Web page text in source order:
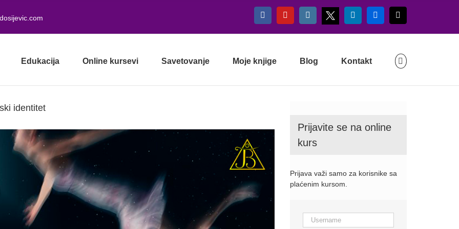
FacebookYouTubeInstagram
X LinkedInFlickr
Edukacija Online kursevi Savetovanje Moje knjige Blog Kontakt
identitet
Prijavite se na online
kurs
Prijava važi samo za korisnike sa
plaćenim kursom.